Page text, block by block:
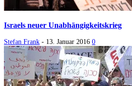
Israels neuer Unabhängigkeitskrieg
Stefan Frank - 13. Januar 2016 0